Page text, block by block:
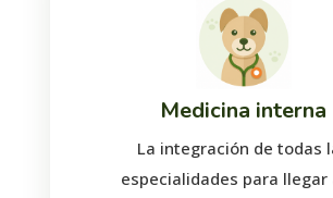
Medicina interna
La integración de todas
especialidades para llegar